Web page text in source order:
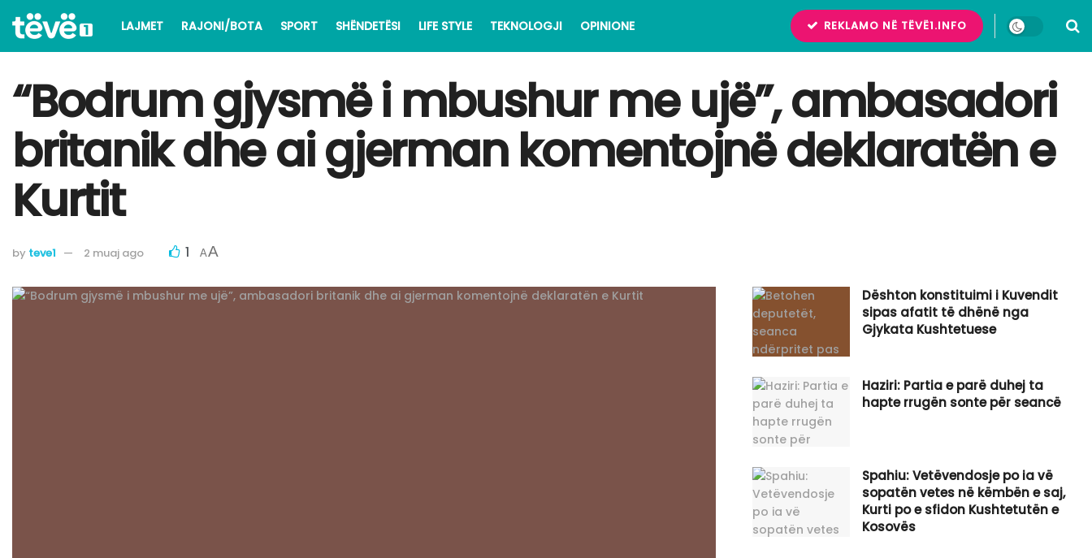
LAJMET RAJONI/BOTA SPORT SHËNDETËSI LIFE STYLE TEKNOLOGJI OPINIONE REKLAMO NË TËVË1.INFO
“Bodrum gjysmë i mbushur me ujë”, ambasadori
britanik dhe ai gjerman komentojnë deklaratën e
Kurtit
by teve1 2 muaj ago 1 AA
Dështon konstituimi i Kuvendit
sipas afatit të dhënë nga
Gjykata Kushtetuese
Haziri: Partia e parë duhej ta
hapte rrugën sonte për seancë
Spahiu: Vetëvendosje po ia vë
sopatën vetes në këmbën e saj,
Kurti po e sfidon Kushtetutën e
Kosovës